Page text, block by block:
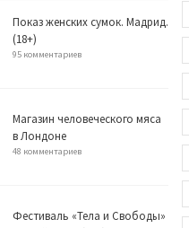
Показ женских сумок. Мадрид.
(18+)
95 комментариев
Магазин человеческого мяса
в Лондоне
48 комментариев
Фестиваль «Тела и Свободы»